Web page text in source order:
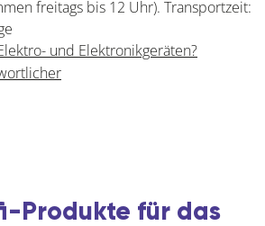
freitags bis 12 Uhr). Transportzeit:
und Elektronikgeräten?
Produkte für das